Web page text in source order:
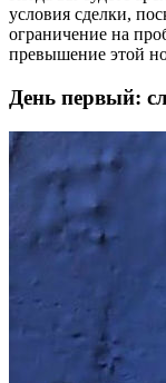
условия сделки,
ограничение на
превышение этой
День первый: